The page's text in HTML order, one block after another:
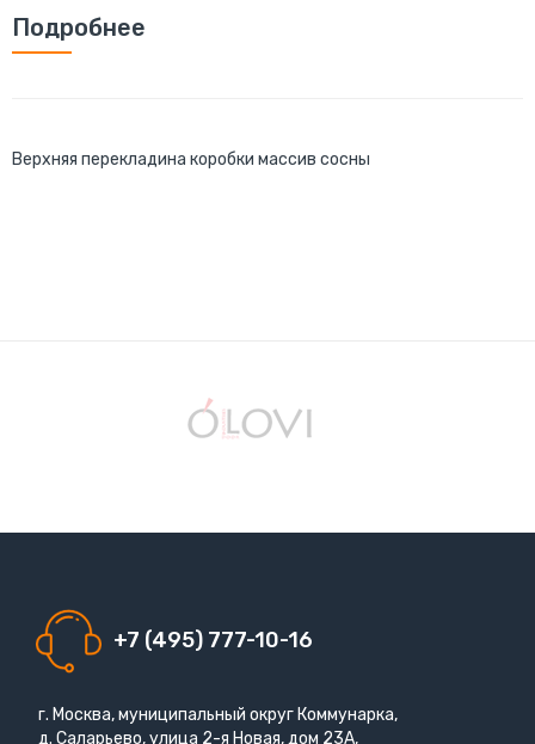
Подробнее
Верхняя перекладина коробки массив сосны
+7 (495) 777-10-16
г. Москва, муниципальный округ Коммунарка,
д. Саларьево, улица 2-я Новая, дом 23А,